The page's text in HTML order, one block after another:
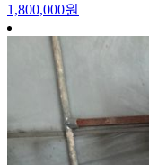
1,800,000원